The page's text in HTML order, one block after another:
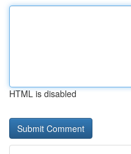
HTML is disabled